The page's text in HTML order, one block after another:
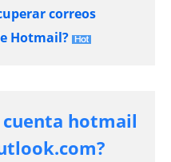
correos
Hotmail?
hotmail